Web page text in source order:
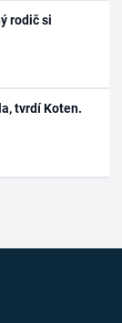
rodič si
tvrdí Koten.